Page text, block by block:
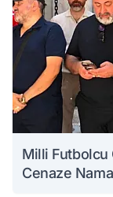
Milli Futbolcu
Cenaze